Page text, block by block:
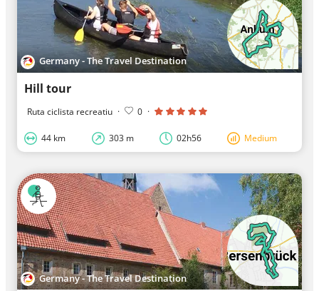
Germany - The Travel Destination
Hill tour
Ruta ciclista recreatiu · 0 ·
44 km 303 m 02h56 Medium
Germany - The Travel Destination